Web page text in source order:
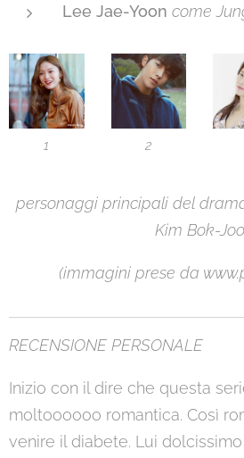
Lee Jae-Yoon come
1 2
personaggi principali del
Kim Bok-Joo
(immagini prese da
RECENSIONE PERSONALE
Inizio con il dire che questa
moltoooooo romantica. Così
venire il diabete. Lui